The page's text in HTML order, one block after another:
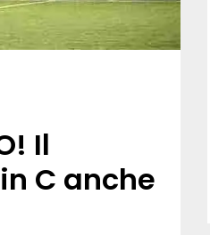
Il
C anche